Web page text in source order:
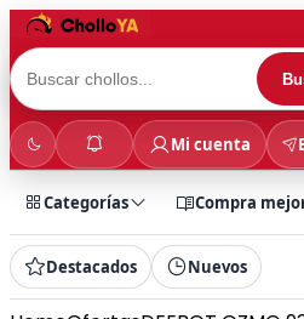
Mi cuenta
Categorías Compra
Destacados Nuevos